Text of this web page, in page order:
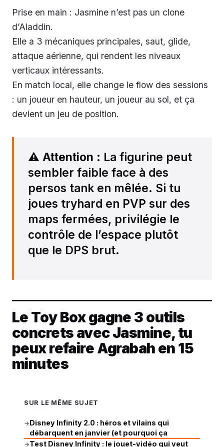
Prise en main : Jasmine n’est pas un clone
d’Aladdin.
Elle a 3 mécaniques principales, saut, glide,
attaque aérienne, qui rendent les niveaux
verticaux intéressants.
En match local, elle change le flow des sessions
: un joueur en hauteur, un joueur au sol, et ça
devient un jeu de position.
⚠️ Attention : La figurine peut
sembler faible face à des
persos tank en mêlée. Si tu
joues tryhard en PVP sur des
maps fermées, privilégie le
contrôle de l’espace plutôt
que le DPS brut.
Le Toy Box gagne 3 outils
concrets avec Jasmine, tu
peux refaire Agrabah en 15
minutes
SUR LE MÊME SUJET
→Disney Infinity 2.0 : héros et vilains qui
débarquent en janvier (et pourquoi ça
→Test Disney Infinity : le jouet-vidéo qui veut